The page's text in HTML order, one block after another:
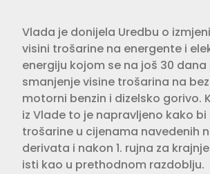
Vlada je donijela Uredbu o
visini trošarine na energente i
energiju kojom se na još 30
smanjenje visine trošarina na
motorni benzin i dizelsko gorivo.
iz Vlade to je napravljeno kako bi
trošarine u cijenama navedenih
derivata i nakon 1. rujna za
isti kao u prethodnom razdoblju.